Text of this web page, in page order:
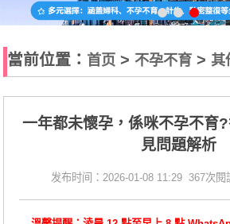
當前位置： 首页 > 不孕不育 > 其
一年都未懷孕，係咪不孕不育
見問題解析
发布时间：2026-01-08 11:29 367次閱